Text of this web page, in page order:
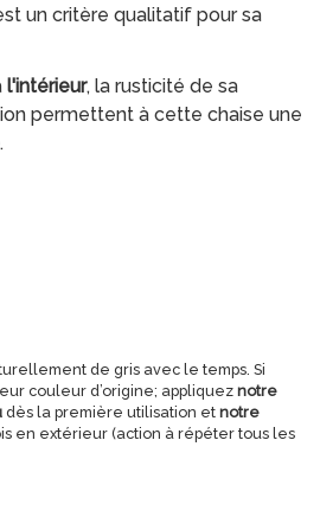
un critère qualitatif pour sa
l'intérieur, la rusticité de sa
permettent à cette chaise une
.
de gris avec le temps. Si
couleur d’origine; appliquez notre
dès la première utilisation et notre
en extérieur (action à répéter tous les